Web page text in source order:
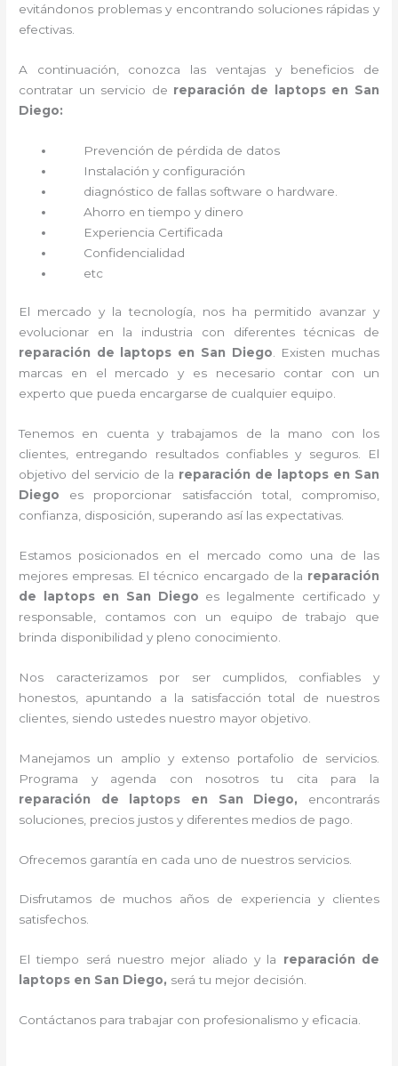
evitándonos problemas y encontrando soluciones rápidas y
efectivas.
A continuación, conozca las ventajas y beneficios de
contratar un servicio de reparación de laptops en San
Diego:
Prevención de pérdida de datos
Instalación y configuración
diagnóstico de fallas software o hardware
Ahorro en tiempo y dinero
Experiencia Certificada
Confidencialidad
etc
El mercado y la tecnología, nos ha permitido avanzar y
evolucionar en la industria con diferentes técnicas de
reparación de laptops en San Diego . Existen muchas
marcas en el mercado y es necesario contar con un
experto que pueda encargarse de cualquier equipo.
Tenemos en cuenta y trabajamos de la mano con los
clientes, entregando resultados confiables y seguros. El
objetivo del servicio de la reparación de laptops en San
Diego es proporcionar satisfacción total, compromiso,
confianza, disposición, superando así las expectativas.
Estamos posicionados en el mercado como una de las
mejores empresas. El técnico encargado de la reparación
de laptops en San Diego es legalmente certificado y
responsable, contamos con un equipo de trabajo que
brinda disponibilidad y pleno conocimiento.
Nos caracterizamos por ser cumplidos, confiables y
honestos, apuntando a la satisfacción total de nuestros
clientes, siendo ustedes nuestro mayor objetivo.
Manejamos un amplio y extenso portafolio de servicios.
Programa y agenda con nosotros tu cita para la
reparación de laptops en San Diego, encontrarás
soluciones, precios justos y diferentes medios de pago.
Ofrecemos garantía en cada uno de nuestros servicios.
Disfrutamos de muchos años de experiencia y clientes
satisfechos.
El tiempo será nuestro mejor aliado y la reparación de
laptops en San Diego, será tu mejor decisión.
Contáctanos para trabajar con profesionalismo y eficacia.